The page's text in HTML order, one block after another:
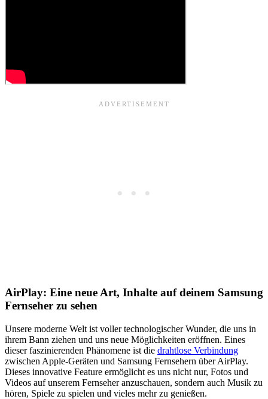
AirPlay: Eine neue Art, Inhalte auf deinem Samsung
Fernseher zu sehen
Unsere moderne Welt ist voller technologischer Wunder, die uns in
ihrem Bann ziehen und uns neue Möglichkeiten eröffnen. Eines
dieser faszinierenden Phänomene ist die drahtlose Verbindung
zwischen Apple-Geräten und Samsung Fernsehern über AirPlay.
Dieses innovative Feature ermöglicht es uns nicht nur, Fotos und
Videos auf unserem Fernseher anzuschauen, sondern auch Musik zu
hören, Spiele zu spielen und vieles mehr zu genießen.